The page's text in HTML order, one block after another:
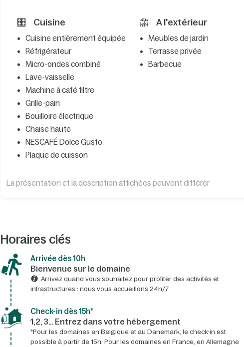
Cuisine
Cuisine entièrement équipée
Réfrigérateur
Micro-ondes combiné
Lave-vaisselle
Machine à café filtre
Grille-pain
Bouilloire électrique
Chaise haute
NESCAFÉ Dolce Gusto
Plaque de cuisson
A l'extérieur
Meubles de jardin
Terrasse privée
Barbecue
La présentation et la description affichées peuvent différer
Horaires clés
Arrivée dès 10h​
Bienvenue sur le domaine​
Arrivez quand vous souhaitez pour profiter des activités et
infrastructures : nous vous accueillons 24h/7​
Check-in dès 15h*​
1,2, 3… Entrez dans votre hébergement
*Pour les domaines en Belgique et au Danemark, le check-in est
possible à partir de 15h. Pour les domaines en France, en Allemagne